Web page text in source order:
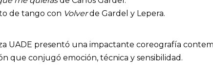
de tango con Volverde Gardel y Lepera.
UADE presentó una impactante coreografía
que conjugó emoción, técnica y sensibilidad.